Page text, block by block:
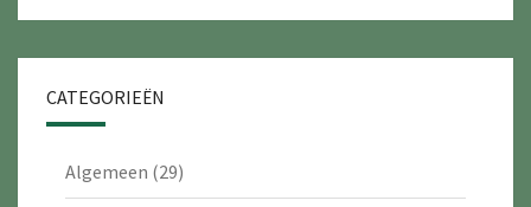
CATEGORIEËN
Algemeen (29)